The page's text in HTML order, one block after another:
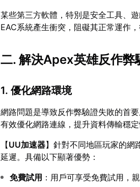
某些第三方軟體，特別是安全工具、
EAC系統產生衝突，阻礙其正常運作
二. 解決Apex英雄反作弊
1. 優化網路環境
網路問題是導致反作弊驗證失敗的首
有效優化網路連線，提升資料傳輸穩定
【UU加速器】針對不同地區玩家的網
延遲。具備以下顯著優勢：
免費試用 ：用戶可享受免費試用，